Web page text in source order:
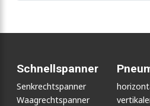
Schnellspanner
Senkrechtspanner
Waagrechtspanner